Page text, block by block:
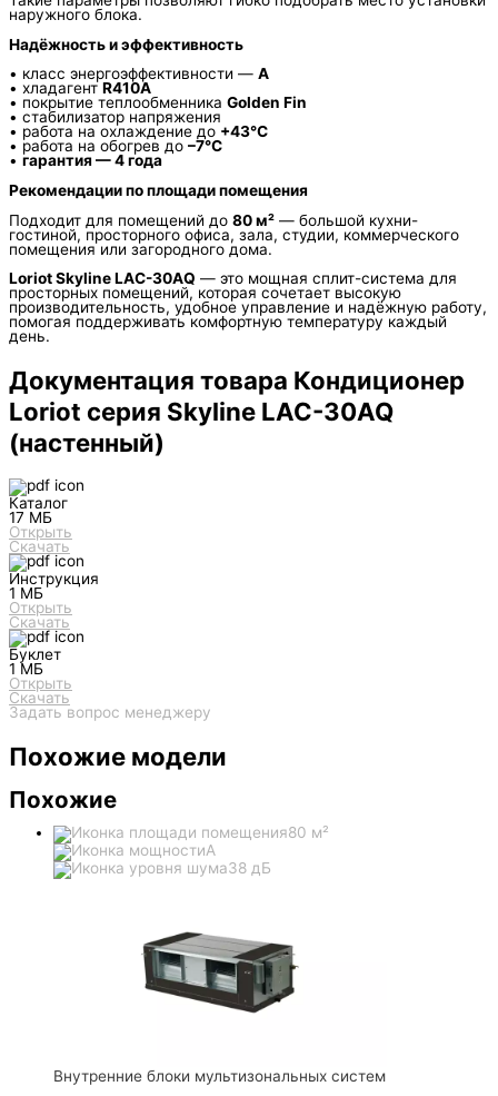
наружного блока.
Надёжность и эффективность
• класс энергоэффективности — A
• хладагентR410A
• покрытие теплообменника Golden Fin
• стабилизатор напряжения
• работа на охлаждение до +43°C
• работа на обогрев до –7°C
• гарантия — 4 года
Рекомендации по площади помещения
Подходит для помещений до 80 м² — большой кухни-
гостиной, просторного офиса, зала, студии, коммерческого
помещения или загородного дома.
Loriot Skyline LAC-30AQ — это мощная сплит-система для
просторных помещений, которая сочетает высокую
производительность, удобное управление и надёжную работу,
помогая поддерживать комфортную температуру каждый
день.
Документация товара Кондиционер
Loriot серия Skyline LAC-30AQ
(настенный)
Каталог
17 МБ
Открыть
Скачать
Инструкция
1 МБ
Открыть
Скачать
Буклет
1 МБ
Открыть
Скачать
Задать вопрос менеджеру
Похожие модели
Похожие
80 м²
A
38 дБ
Внутренние блоки мультизональных систем